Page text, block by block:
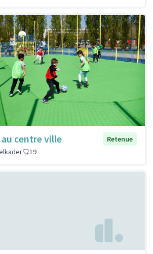
centre ville
Retenue
19